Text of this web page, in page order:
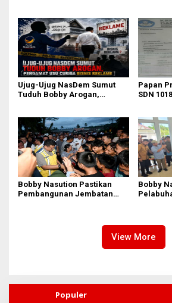
Tercantum di Papan
Informasi
Ujug-Ujug NasDem Sumut
Tuduh Bobby Arogan,
Papan
SDN
Unsur
Tidak Ada
Bobby Nasution Pastikan
Pembangunan Jembatan
Bobby
View More
Populer